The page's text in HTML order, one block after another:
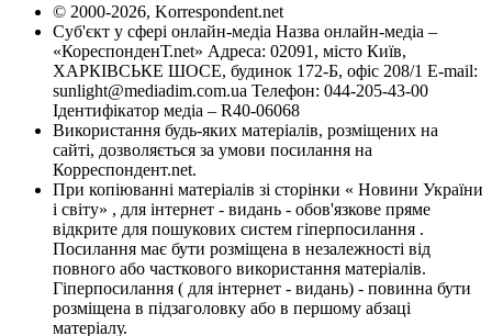
© 2000-2026, Korrespondent.net
Суб'єкт у сфері онлайн-медіа Назва онлайн-медіа –
«КореспонденТ.net» Адреса: 02091, місто Київ,
ХАРКІВСЬКЕ ШОСЕ, будинок 172-Б, офіс 208/1 E-mail:
sunlight@mediadim.com.ua Телефон: 044-205-43-00
Ідентифікатор медіа – R40-06068
Використання будь-яких матеріалів, розміщених на
сайті, дозволяється за умови посилання на
Корреспондент.net.
При копіюванні матеріалів зі сторінки « Новини України
і світу» , для інтернет - видань - обов'язкове пряме
відкрите для пошукових систем гіперпосилання .
Посилання має бути розміщена в незалежності від
повного або часткового використання матеріалів.
Гіперпосилання ( для інтернет - видань) - повинна бути
розміщена в підзаголовку або в першому абзаці
матеріалу.